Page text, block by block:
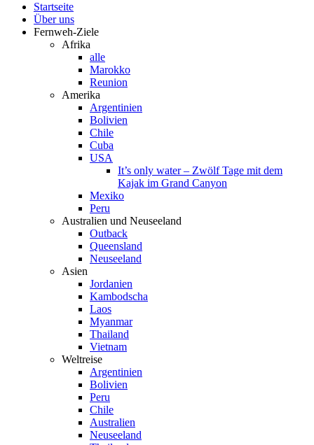
Startseite
Über uns
Fernweh-Ziele
Afrika
alle
Marokko
Reunion
Amerika
Argentinien
Bolivien
Chile
Cuba
USA
It’s only water – Zwölf Tage mit dem
Kajak im Grand Canyon
Mexiko
Peru
Australien und Neuseeland
Outback
Queensland
Neuseeland
Asien
Jordanien
Kambodscha
Laos
Myanmar
Thailand
Vietnam
Weltreise
Argentinien
Bolivien
Peru
Chile
Australien
Neuseeland